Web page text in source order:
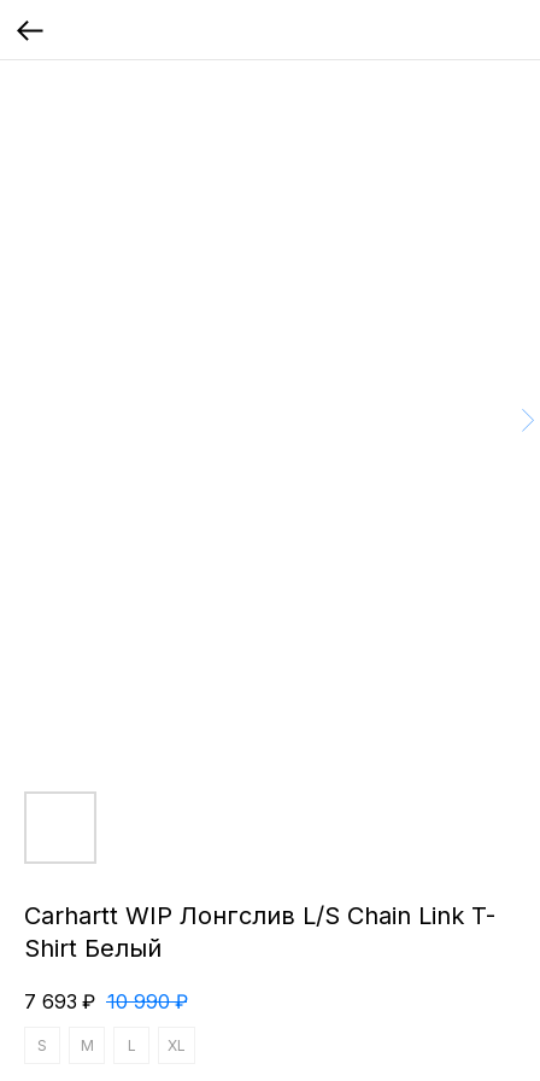
Carhartt WIP Лонгслив L/S Chain Link T-
Shirt Белый
7 693 ₽ 10 990 ₽
S M L XL